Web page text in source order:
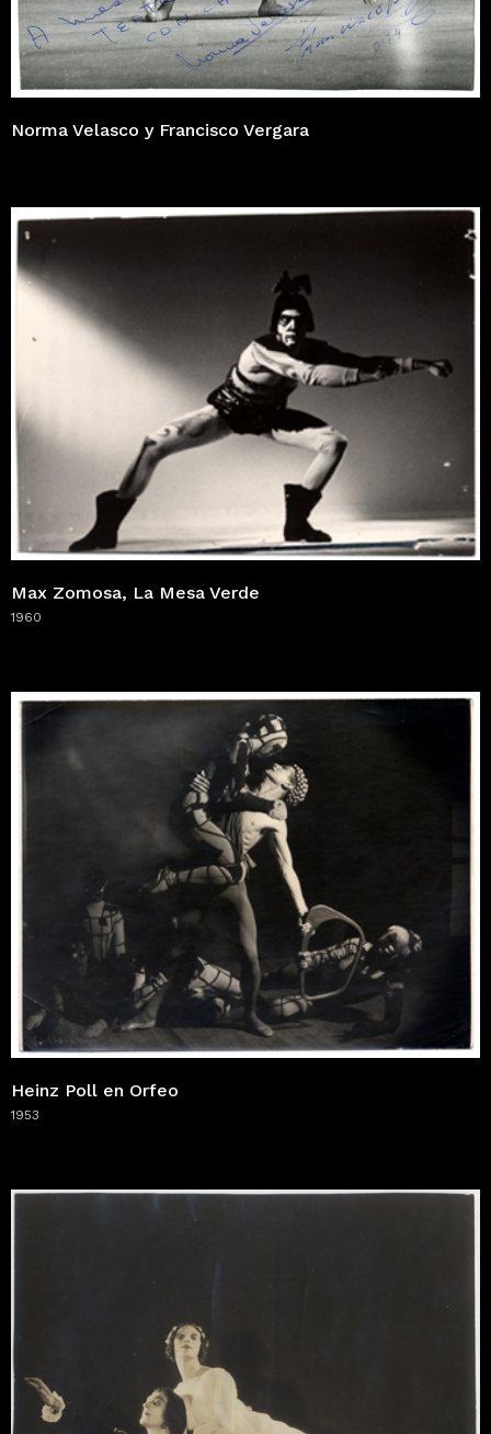
Norma Velasco y Francisco Vergara
Max Zomosa, La Mesa Verde
1960
Heinz Poll en Orfeo
1953